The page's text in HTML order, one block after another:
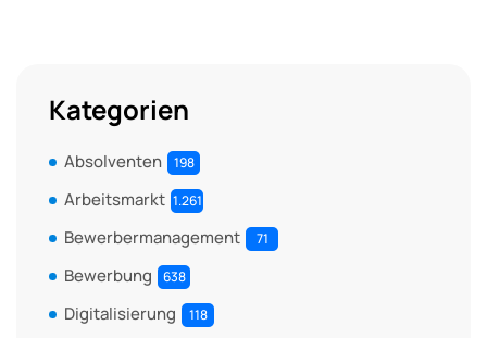
Kategorien
Absolventen 198
Arbeitsmarkt 1.261
Bewerbermanagement 71
Bewerbung 638
Digitalisierung 118